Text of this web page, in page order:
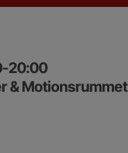
20:00
& Motionsrummet